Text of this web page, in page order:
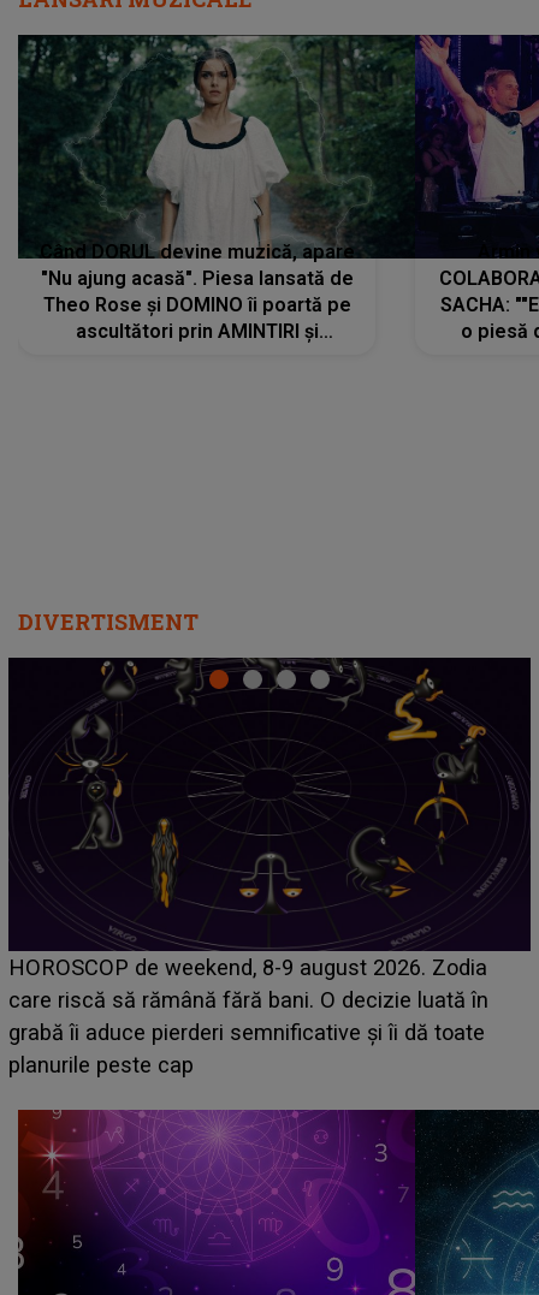
Când DORUL devine muzică, apare
"Nu ajung acasă". Piesa lansată de
Theo Rose și DOMINO îi poartă pe
ascultători prin AMINTIRI și
SACHA:
o piesă
DIVERTISMENT
în
Emanuel a ținut ACEST DETALIU ASCUNS până
acum! În fața Alexandrei, concurentul din Casa
face o MĂRTURISIRE NEAȘTEPTATĂ despre
sa: "I-am spus și ei în față, eu nu te iubesc